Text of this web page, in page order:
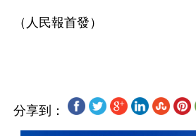
（人民報首發）
分享到：